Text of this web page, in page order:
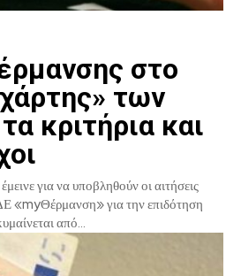
στο
των
κριτήρια και
για να υποβληθούν οι αιτήσεις
«myΘέρμανση» για την επιδότηση
από...